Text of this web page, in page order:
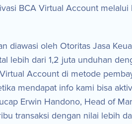
BCA Virtual Account
diawasi oleh Otoritas Jasa
lebih dari 1,2 juta unduhan
Account di metode
mendapat info kami bisa
Erwin Handono, Head of
transaksi dengan nilai lebih